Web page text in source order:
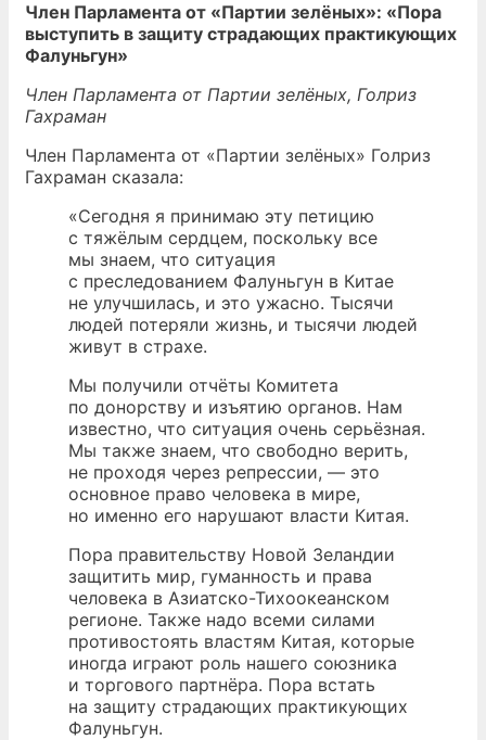
Член Парламента от «Партии зелёных»: «Пора
выступить в защиту страдающих практикующих
Фалуньгун»
Член Парламента от Партии зелёных, Голриз
Гахраман
Член Парламента от «Партии зелёных» Голриз
Гахраман сказала:
«Сегодня я принимаю эту петицию
с тяжёлым сердцем, поскольку все
мы знаем, что ситуация
с преследованием Фалуньгун в Китае
не улучшилась, и это ужасно. Тысячи
людей потеряли жизнь, и тысячи людей
живут в страхе.
Мы получили отчёты Комитета
по донорству и изъятию органов. Нам
известно, что ситуация очень серьёзная.
Мы также знаем, что свободно верить,
не проходя через репрессии, — это
основное право человека в мире,
но именно его нарушают власти Китая.
Пора правительству Новой Зеландии
защитить мир, гуманность и права
человека в Азиатско-Тихоокеанском
регионе. Также надо всеми силами
противостоять властям Китая, которые
иногда играют роль нашего союзника
и торгового партнёра. Пора встать
на защиту страдающих практикующих
Фалуньгун.